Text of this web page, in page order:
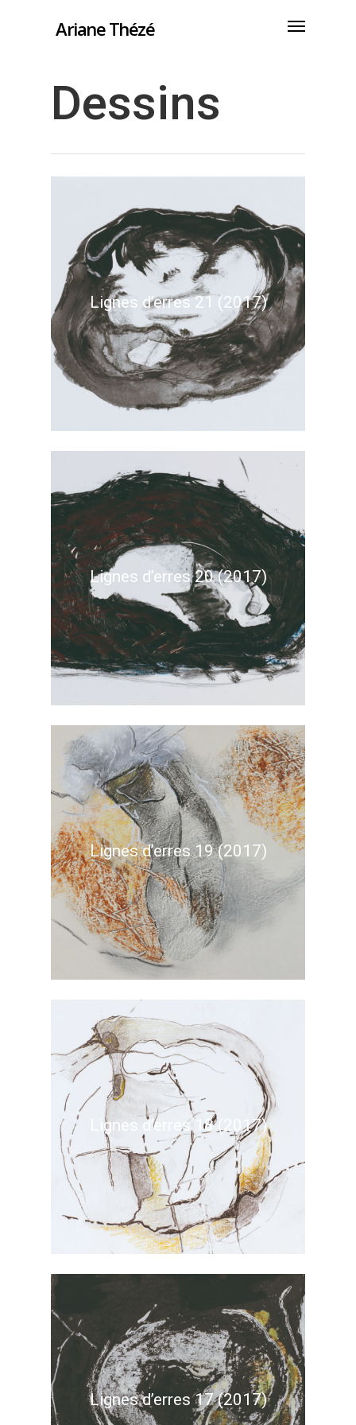
Ariane Thézé
Dessins
Lignes d’erres 21 (2017)
Lignes d’erres 20 (2017)
Lignes d’erres 19 (2017)
Lignes d’erres 18 (2017)
Lignes d’erres 17 (2017)